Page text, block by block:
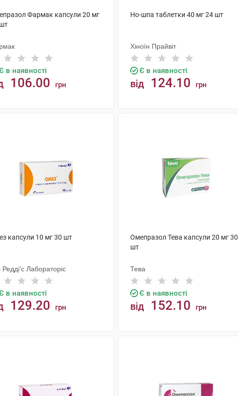
Фармак капсули 20 мг
в наявності
106.00 грн
Но-шпа таблетки 40 мг 24 шт
Хіноїн Прайвіт
Є в наявності
від 124.10 грн
капсули 10 мг 30 шт
Редді'с Лабораторіс
в наявності
129.20 грн
Омепразол Тева капсули 20 мг 30
шт
Тева
Є в наявності
від 152.10 грн